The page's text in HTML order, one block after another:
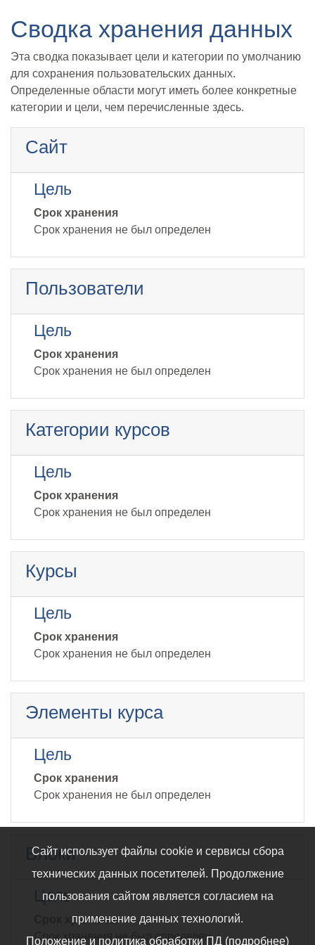
Сводка хранения данных
Эта сводка показывает цели и категории по умолчанию
для сохранения пользовательских данных.
Определенные области могут иметь более конкретные
категории и цели, чем перечисленные здесь.
Сайт
Цель
Срок хранения
Срок хранения не был определен
Пользователи
Цель
Срок хранения
Срок хранения не был определен
Категории курсов
Цель
Срок хранения
Срок хранения не был определен
Курсы
Цель
Срок хранения
Срок хранения не был определен
Элементы курса
Цель
Срок хранения
Срок хранения не был определен
Блоки
Цель
Срок хранения
Срок хранения не был определен
Сайт использует файлы cookie и сервисы сбора
технических данных посетителей. Продолжение
пользования сайтом является согласием на
применение данных технологий.
Положение и политика обработки ПД (подробнее)